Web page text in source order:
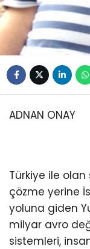
ADNAN ONAY
Türkiye ile olan
çözme yerine
yoluna giden
milyar avro
sistemleri,